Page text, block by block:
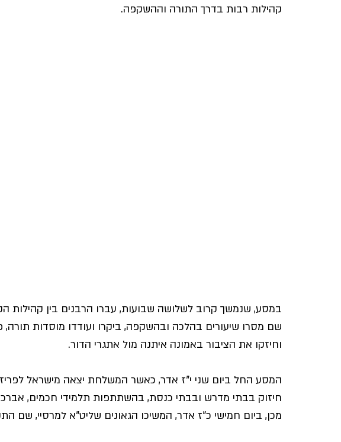
קהילות רבות בדרך התורה וההשקפה.
במסע, שנמשך קרוב לשלושה שבועות, עברו ה​רבנים בין קהילות
שם מסרו שיעורים בהלכה ובהשקפה, ​ביקרו ועודדו מוסדות תורה,
וחיזקו את הציבור באמונה איתנה מול אתגרי הדור.
המסע החל ביום שני י"ז אדר, כאשר המשלחת יצאה מישראל לפריז,
חיזוק בבתי מדרש ובבתי כנסת, בהשתתפות תלמידי חכמים,
מכן, ביום חמישי כ"ז אדר, המשיכו הגאונים שליט"א למרסיי, שם